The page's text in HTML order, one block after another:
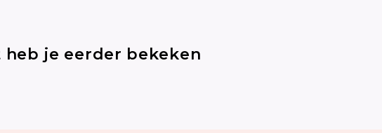
heb je eerder bekeken